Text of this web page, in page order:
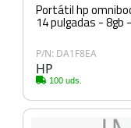
Portátil hp
P/N: DA1F8EA
HP
100 uds.